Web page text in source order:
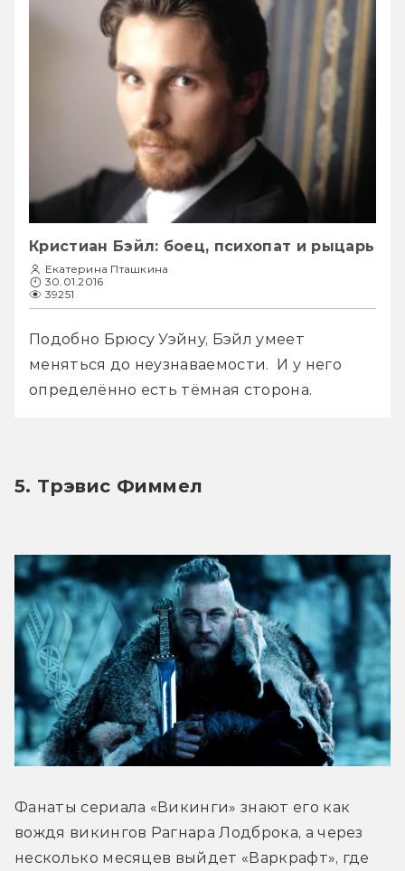
Кристиан Бэйл: боец, психопат и рыцарь
Екатерина Пташкина
30.01.2016
39251
Подобно Брюсу Уэйну, Бэйл умеет
меняться до неузнаваемости.  И у него
определённо есть тёмная сторона.
5. Трэвис Фиммел
Фанаты сериала «Викинги» знают его как
вождя викингов Рагнара Лодброка, а через
несколько месяцев выйдет «Варкрафт», где